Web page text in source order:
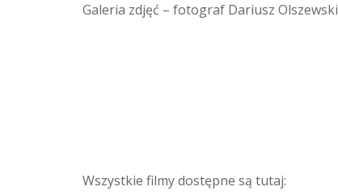
Galeria zdjęć – fotograf Dariusz Olszewski
Wszystkie filmy dostępne są tutaj: